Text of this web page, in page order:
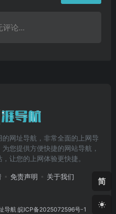
评论...
网址导航，非常全面的上网导
您提供方便快捷的网站导航，
让您的上网体验更快捷。
免责声明 关于我们
导航 皖ICP备2025072596号-1
简